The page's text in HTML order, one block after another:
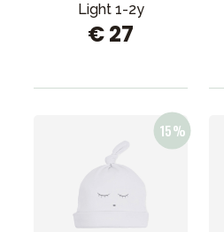
Light 1-2y
€ 27